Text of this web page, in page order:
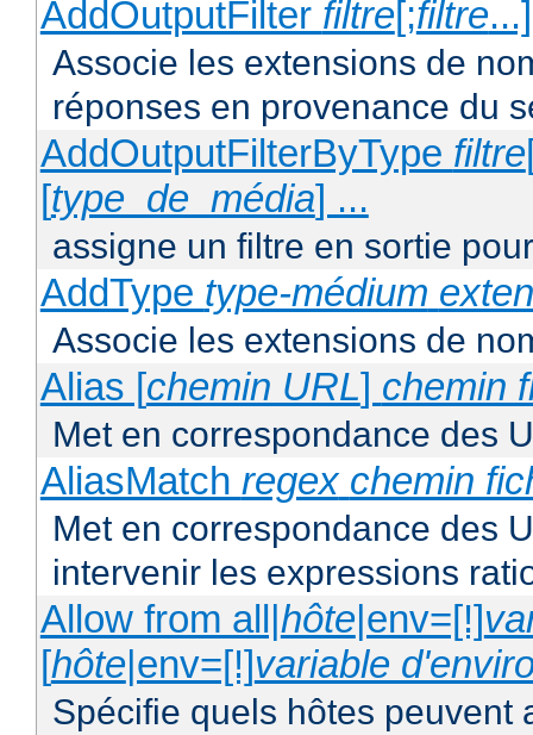
AddOutputFilter filtre[;filtre
Associe les extensions de
réponses en provenance du
AddOutputFilterByType filtre
[type_de_média] ...
assigne un filtre en sortie
AddType type-médium
Associe les extensions de
Alias [chemin URL] chemin
Met en correspondance des
AliasMatch regex chemin
Met en correspondance des
intervenir les expressions
Allow from all|hôte|env=[!]
[hôte|env=[!]variable
Spécifie quels hôtes peuvent